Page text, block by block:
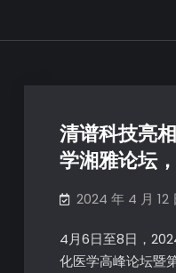
清谱科技亮
学湘雅论坛
2024 年 4 月 12
4月6日至8日，
化医学高峰论坛暨